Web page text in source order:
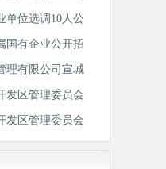
单位选调10人公
国有企业公开招
理有限公司宣城
发区管理委员会
发区管理委员会